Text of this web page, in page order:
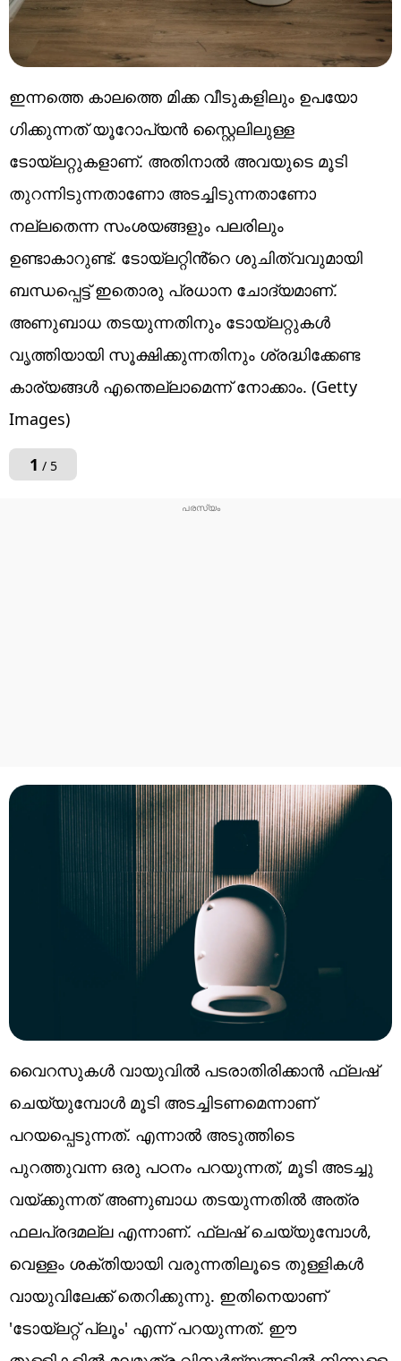
ഇന്നത്തെ കാലത്തെ മിക്ക വീടുകളിലും ഉപയോ​
ഗിക്കുന്നത് യൂറോപ്യൻ സ്റ്റൈലിലുള്ള
ടോയ്‌ലറ്റുകളാണ്. അതിനാൽ അവയുടെ മൂടി
തുറന്നിടുന്നതാണോ അടച്ചിടുന്നതാണോ
നല്ലതെന്ന സംശയങ്ങളും പലരിലും
ഉണ്ടാകാറുണ്ട്. ടോയ്‌ലറ്റിൻ്റെ ശുചിത്വവുമായി
ബന്ധപ്പെട്ട് ഇതൊരു പ്രധാന ചോദ്യമാണ്.
അണുബാധ തടയുന്നതിനും ടോയ്‌ലറ്റുകൾ
വൃത്തിയായി സൂക്ഷിക്കുന്നതിനും ശ്രദ്ധിക്കേണ്ട
കാര്യങ്ങൾ എന്തെല്ലാമെന്ന് നോക്കാം. (Getty
Images)
1 / 5
വൈറസുകൾ വായുവിൽ പടരാതിരിക്കാൻ ഫ്ലഷ്
ചെയ്യുമ്പോൾ മൂടി അടച്ചിടണമെന്നാണ്
പറയപ്പെടുന്നത്. എന്നാൽ അടുത്തിടെ
പുറത്തുവന്ന ഒരു പഠനം പറയുന്നത്, മൂടി അടച്ചു
വയ്ക്കുന്നത് അണുബാധ തടയുന്നതിൽ അത്ര
ഫലപ്രദമല്ല എന്നാണ്. ഫ്ലഷ് ചെയ്യുമ്പോൾ,
വെള്ളം ശക്തിയായി വരുന്നതിലൂടെ തുള്ളികൾ
വായുവിലേക്ക് തെറിക്കുന്നു. ഇതിനെയാണ്
'ടോയ്‌ലറ്റ് പ്ലൂം' എന്ന് പറയുന്നത്. ഈ